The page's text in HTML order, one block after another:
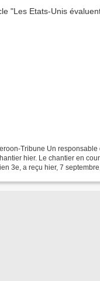
Tribune Un responsable
hier. Le chantier en
3e, a reçu hier, 7